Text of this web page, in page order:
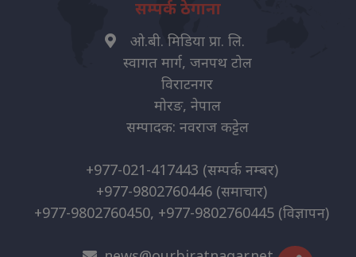
सम्पर्क ठेगाना
ओ.बी. मिडिया प्रा. लि.
स्वागत मार्ग, जनपथ टोल
विराटनगर
मोरङ, नेपाल
सम्पादक: नवराज कट्टेल
+977-021-417443 (सम्पर्क नम्बर)
+977-9802760446 (समाचार)
+977-9802760450, +977-9802760445 (विज्ञापन)